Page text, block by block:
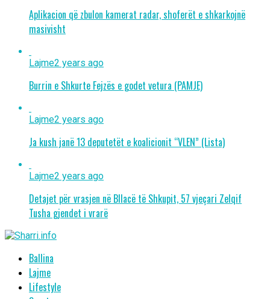
Aplikacion që zbulon kamerat radar, shoferët e shkarkojnë
masivisht
Lajme2 years ago
Burrin e Shkurte Fejzës e godet vetura (PAMJE)
Lajme2 years ago
Ja kush janë 13 deputetët e koalicionit “VLEN” (Lista)
Lajme2 years ago
Detajet për vrasjen në Bllacë të Shkupit, 57 vjeçari Zelqif
Tusha gjendet i vrarë
Ballina
Lajme
Lifestyle